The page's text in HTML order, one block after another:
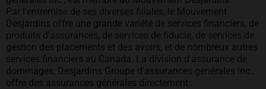
Par l'entremise de ses diverses filiales, le Mouvement
Desjardins offre une grande variété de services financiers, de
produits d'assurances, de services de fiducie, de services de
gestion des placements et des avoirs, et de nombreux autres
services financiers au Canada. La division d'assurance de
dommages, Desjardins Groupe d'assurances générales inc.,
offre des assurances générales directement :